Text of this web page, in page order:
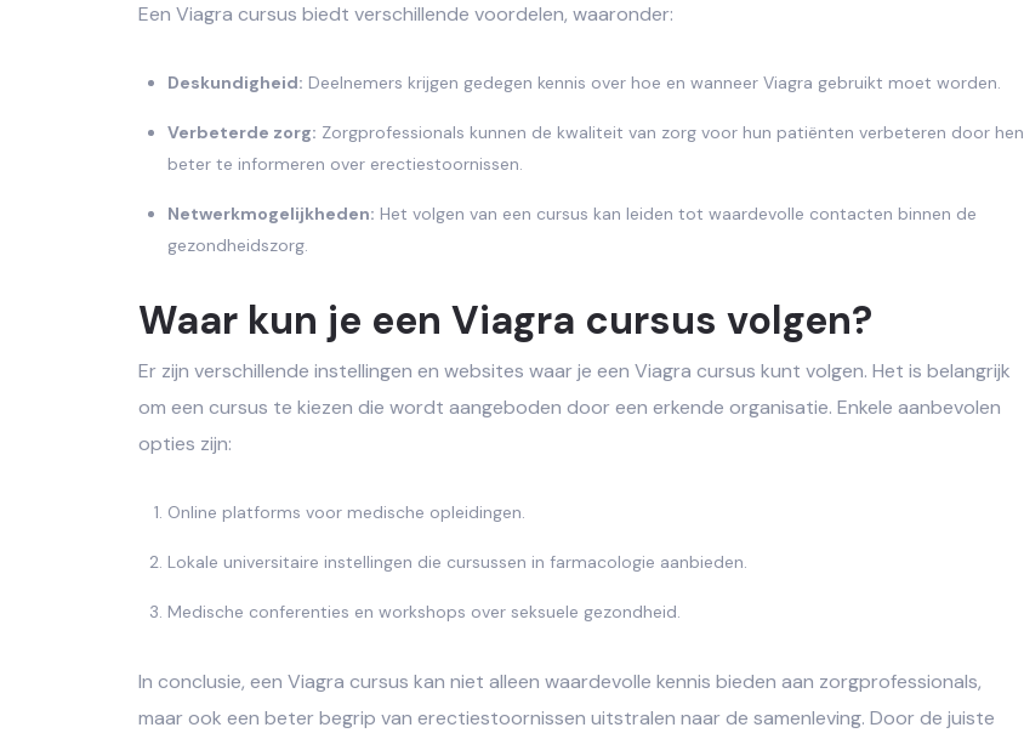
Een Viagra cursus biedt verschillende voordelen, waaronder:
Deskundigheid: Deelnemers krijgen gedegen kennis over hoe en wanneer Viagra gebruikt moet worden.
Verbeterde zorg: Zorgprofessionals kunnen de kwaliteit van zorg voor hun patiënten verbeteren door hen
beter te informeren over erectiestoornissen.
Netwerkmogelijkheden: Het volgen van een cursus kan leiden tot waardevolle contacten binnen de
gezondheidszorg.
Waar kun je een Viagra cursus volgen?
Er zijn verschillende instellingen en websites waar je een Viagra cursus kunt volgen. Het is belangrijk
om een cursus te kiezen die wordt aangeboden door een erkende organisatie. Enkele aanbevolen
opties zijn:
Online platforms voor medische opleidingen.
Lokale universitaire instellingen die cursussen in farmacologie aanbieden.
Medische conferenties en workshops over seksuele gezondheid.
In conclusie, een Viagra cursus kan niet alleen waardevolle kennis bieden aan zorgprofessionals,
maar ook een beter begrip van erectiestoornissen uitstralen naar de samenleving. Door de juiste